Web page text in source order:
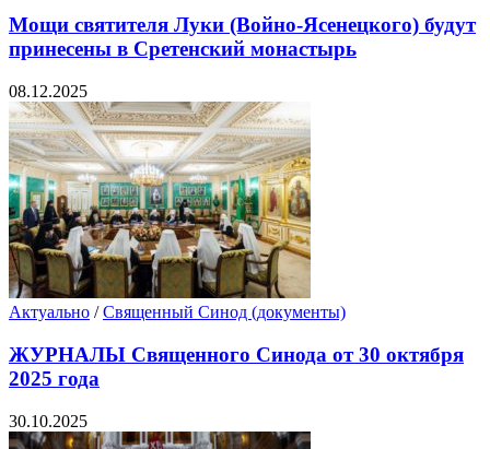
Мощи святителя Луки (Войно-Ясенецкого) будут
принесены в Сретенский монастырь
08.12.2025
Актуально /Священный Синод (документы)
ЖУРНАЛЫ Священного Синода от 30 октября
2025 года
30.10.2025